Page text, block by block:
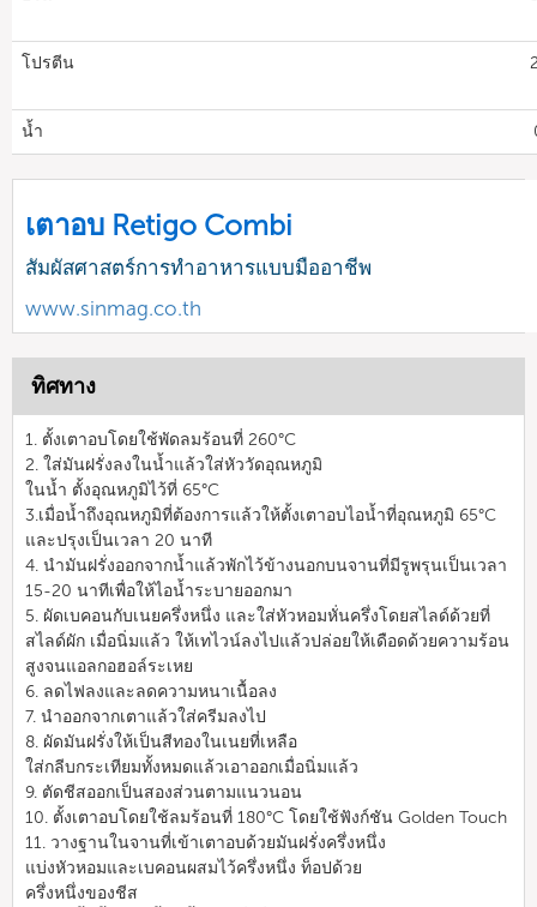
โปรตีน
น้ำ
เตาอบ Retigo Combi
สัมผัสศาสตร์การทำอาหารแบบมืออาชีพ
www.sinmag.co.th
ทิศทาง
1. ตั้งเตาอบโดยใช้พัดลมร้อนที่ 260°C
2. ใส่มันฝรั่งลงในน้ำแล้วใส่หัววัดอุณหภูมิ
ในน้ำ ตั้งอุณหภูมิไว้ที่ 65°C
3.เมื่อน้ำถึงอุณหภูมิที่ต้องการแล้วให้ตั้งเตาอบไอน้ำที่อุณหภูมิ 65°C
และปรุงเป็นเวลา 20 นาที
4. นำมันฝรั่งออกจากน้ำแล้วพักไว้ข้างนอกบนจานที่มีรูพรุนเป็นเวลา
15-20 นาทีเพื่อให้ไอน้ำระบายออกมา
5. ผัดเบคอนกับเนยครึ่งหนึ่ง และใส่หัวหอมหั่นครึ่งโดยสไลด์ด้วยที่
สไลด์ผัก เมื่อนิ่มแล้ว ให้เทไวน์ลงไปแล้วปล่อยให้เดือดด้วยความร้อน
สูงจนแอลกอฮอล์ระเหย
6. ลดไฟลงและลดความหนาเนื้อลง
7. นำออกจากเตาแล้วใส่ครีมลงไป
8. ผัดมันฝรั่งให้เป็นสีทองในเนยที่เหลือ
ใส่กลีบกระเทียมทั้งหมดแล้วเอาออกเมื่อนิ่มแล้ว
9. ตัดชีสออกเป็นสองส่วนตามแนวนอน
10. ตั้งเตาอบโดยใช้ลมร้อนที่ 180°C โดยใช้ฟังก์ชัน Golden Touch
11. วางฐานในจานที่เข้าเตาอบด้วยมันฝรั่งครึ่งหนึ่ง
แบ่งหัวหอมและเบคอนผสมไว้ครึ่งหนึ่ง ท็อปด้วย
ครึ่งหนึ่งของชีส